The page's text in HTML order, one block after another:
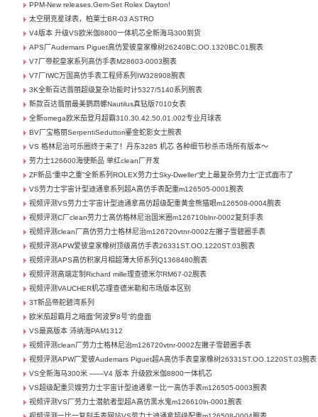
PPM-New releases.Gem-Set Rolex Dayton!
太空朋克星球表，柏莱士BR-03 ASTRO
V4版本 升级VS欧米伽8800一体机芯全新海马300到货
APS厂Audemars Piguet高仿爱彼皇家橡树26240BC.OO.1320BC.01腕表
V7厂帝舵皇家系列高仿手表M28603-0003腕表
V7厂IWC万国高仿手表工程师系列IW328908腕表
3K全新百达翡丽超级复杂功能时计5327/5140系列腕表
新款百达翡丽最美鹦鹉螺Nautilus真钻版7010女表
全新omega欧米茄登月超霸310.30.42.50.01.002专业月球表
BV厂宝格丽SerpentiSeduttori鎏金蛇影女士腕表
VS 格林尼治可乐圈终于来了！丹东3285 机芯 各种细节秒杀市场所有版本～
劳力士126600海使新品 单红clean厂开发
ZF新品“重中之重”全新系列ROLEX劳力士Sky-Dweller“史上最复杂劳力士”正式面市了
VS劳力士宇宙计型迪通拿系列超A高仿手表配重m126505-0001腕表
视频评测VS劳力士宇宙计型迪通拿高仿超级配重黄金熊猫眼m126508-0004腕表
视频评测C厂clean劳力士高仿格林尼治国米圈m126710blnr-0002复刻手表
视频评测clean厂高仿劳力士格林尼治m126720vtnr-0002左撇子雪碧圈手表
视频评测APW爱彼皇家橡树顶级高仿手表26331ST.OO.1220ST.03腕表
视频评测APS高仿积家月相超薄大师系列Q1368480腕表
视频评测高端定制Richard mille理查德米尔RM67-02腕表
视频评测VAUCHER机芯理查德米勒和市场版本区别
3T新品帝舵碧湾系列
欧米茄超霸月之暗面“阿波罗8号”的盘面
VS最高版本 沛纳海PAM1312
视频评测clean厂劳力士格林尼治m126720vtnr-0002左撇子雪碧圈手表
视频评测APW厂爱彼Audemars Piguet超A高仿手表皇家橡树26331ST.OO.1220ST.03腕表
VS全新海马300米 ——V4 版本 升级欧米伽8800一体机芯
VS超级配重贝嫂劳力士宇宙计型迪通拿一比一高仿手表m126505-0003腕表
视频评测VS厂劳力士潜航者型超A高仿黑水鬼m126610ln-0001腕表